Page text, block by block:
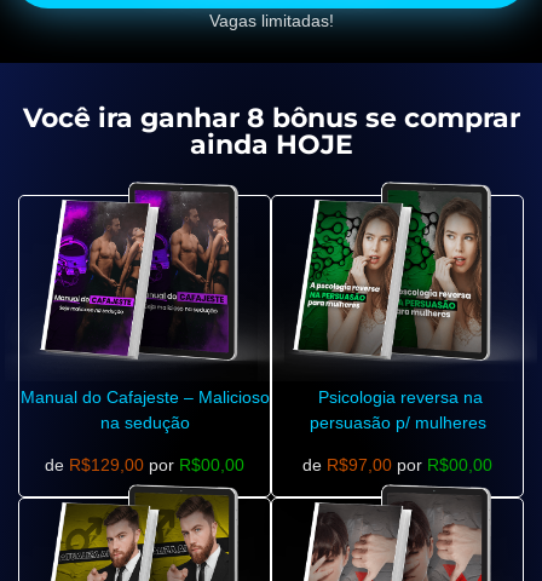
Vagas limitadas!
Você ira ganhar 8 bônus se comprar
ainda HOJE
Manual do Cafajeste – Malicioso
na sedução
de R$129,00 por R$00,00
Psicologia reversa na
persuasão p/ mulheres
de R$97,00 por R$00,00